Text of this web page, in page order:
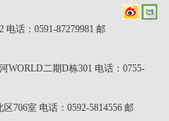
话：0591-87279981 邮
WORLD二期D栋301 电话：0755-
706室 电话：0592-5814556 邮